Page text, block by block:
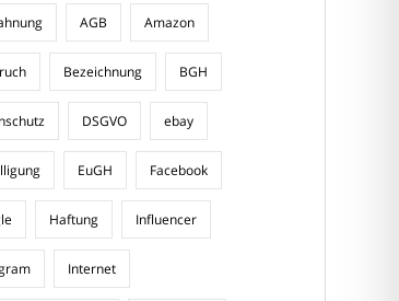
AGB Amazon
Bezeichnung BGH
DSGVO ebay
EuGH Facebook
Haftung Influencer
Internet